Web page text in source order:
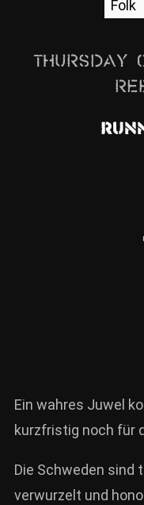
Info
ZUM SHOP
Folk
Thursday
Ein wahres Juwel
kurzfristig noch für
Die Schweden sind
verwurzelt und